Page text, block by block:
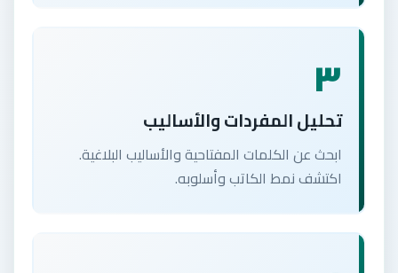
٣
تحليل المفردات والأساليب
ابحث عن الكلمات المفتاحية والأساليب البلاغية.
اكتشف نمط الكاتب وأسلوبه.